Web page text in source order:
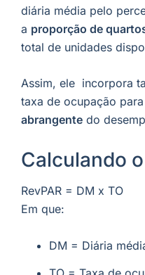
diária média pelo
a proporção de
total de unidades
Assim, ele incorpora
taxa de ocupação
abrangente do
Calculando o
RevPAR = DM x TO
Em que:
DM = Diária